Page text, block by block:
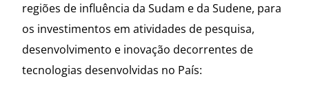
regiões de influência da Sudam e da Sudene, para
os investimentos em atividades de pesquisa,
desenvolvimento e inovação decorrentes de
tecnologias desenvolvidas no País: